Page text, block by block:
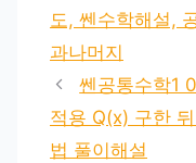
도, 쎈수학해설,
과나머지
쎈공통수학1
적용 Q(x) 구한
법 풀이해설